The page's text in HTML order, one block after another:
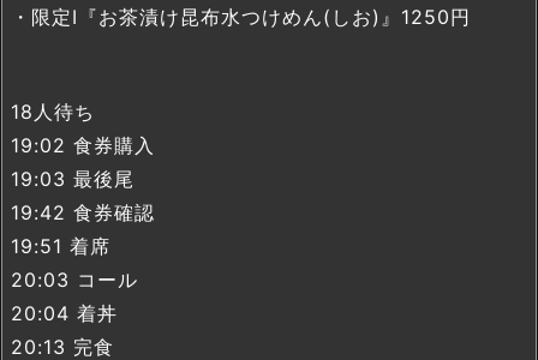
・限定I『お茶漬け昆布水つけめん(しお)』1250円
18人待ち
19:02 食券購入
19:03 最後尾
19:42 食券確認
19:51 着席
20:03 コール
20:04 着丼
20:13 完食